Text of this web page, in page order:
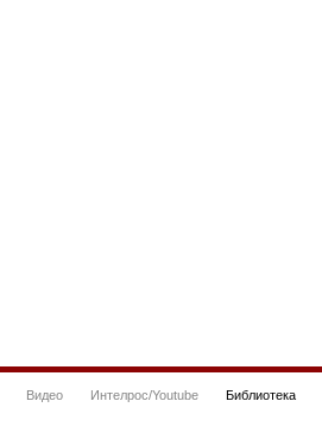
Видео Интелрос/Youtube Библиотека